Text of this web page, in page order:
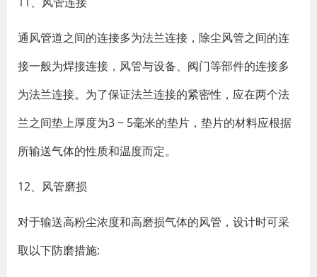
通风管道之间的连接多为法兰连接，除尘风管之间的连
接一般为焊接连接，风管与设备、阀门等部件的连接多
为法兰连接。为了保证法兰连接的紧密性，应在两个法
兰之间垫上厚度为3 ~ 5毫米的垫片，垫片的材料应根据
所输送气体的性质和温度而定。
12、风管磨损
对于输送高粉尘浓度和高磨损气体的风管，设计时可采
取以下防磨措施: